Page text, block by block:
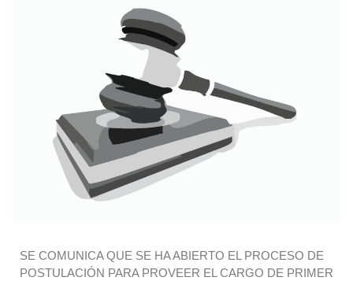
SE COMUNICA QUE SE HA ABIERTO EL PROCESO DE
POSTULACIÓN PARA PROVEER EL CARGO DE PRIMER